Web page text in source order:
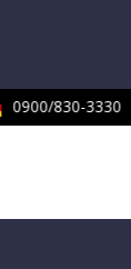
0900/830-3330